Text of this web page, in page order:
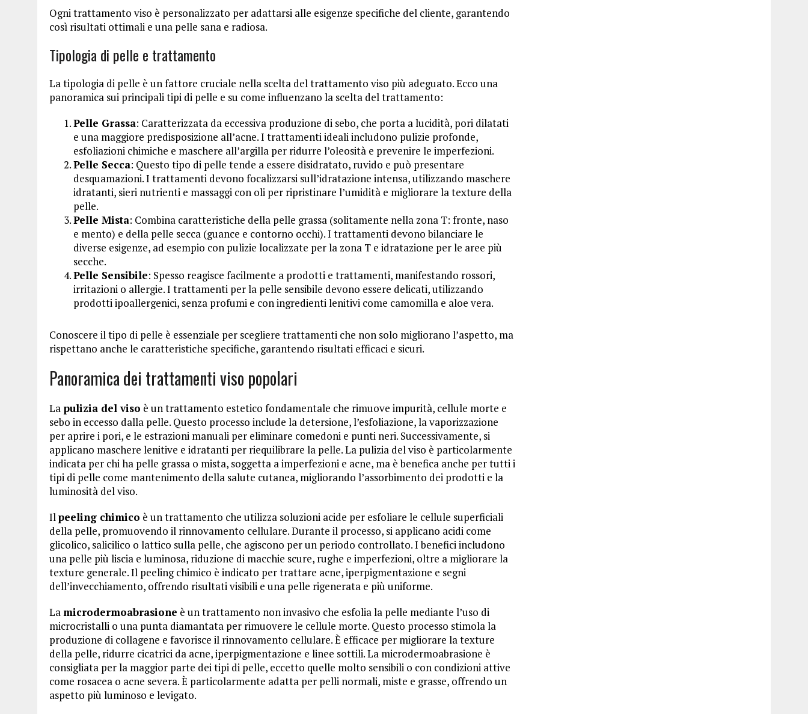
Ogni trattamento viso è personalizzato per adattarsi alle esigenze specifiche del cliente, garantendo
così risultati ottimali e una pelle sana e radiosa.
Tipologia di pelle e trattamento
La tipologia di pelle è un fattore cruciale nella scelta del trattamento viso più adeguato. Ecco una
panoramica sui principali tipi di pelle e su come influenzano la scelta del trattamento:
Pelle Grassa: Caratterizzata da eccessiva produzione di sebo, che porta a lucidità, pori dilatati
e una maggiore predisposizione all’acne. I trattamenti ideali includono pulizie profonde,
esfoliazioni chimiche e maschere all’argilla per ridurre l’oleosità e prevenire le imperfezioni.
Pelle Secca: Questo tipo di pelle tende a essere disidratato, ruvido e può presentare
desquamazioni. I trattamenti devono focalizzarsi sull’idratazione intensa, utilizzando maschere
idratanti, sieri nutrienti e massaggi con oli per ripristinare l’umidità e migliorare la texture della
pelle.
Pelle Mista: Combina caratteristiche della pelle grassa (solitamente nella zona T: fronte, naso
e mento) e della pelle secca (guance e contorno occhi). I trattamenti devono bilanciare le
diverse esigenze, ad esempio con pulizie localizzate per la zona T e idratazione per le aree più
secche.
Pelle Sensibile: Spesso reagisce facilmente a prodotti e trattamenti, manifestando rossori,
irritazioni o allergie. I trattamenti per la pelle sensibile devono essere delicati, utilizzando
prodotti ipoallergenici, senza profumi e con ingredienti lenitivi come camomilla e aloe vera.
Conoscere il tipo di pelle è essenziale per scegliere trattamenti che non solo migliorano l’aspetto, ma
rispettano anche le caratteristiche specifiche, garantendo risultati efficaci e sicuri.
Panoramica dei trattamenti viso popolari
La pulizia del viso è un trattamento estetico fondamentale che rimuove impurità, cellule morte e
sebo in eccesso dalla pelle. Questo processo include la detersione, l’esfoliazione, la vaporizzazione
per aprire i pori, e le estrazioni manuali per eliminare comedoni e punti neri. Successivamente, si
applicano maschere lenitive e idratanti per riequilibrare la pelle. La pulizia del viso è particolarmente
indicata per chi ha pelle grassa o mista, soggetta a imperfezioni e acne, ma è benefica anche per tutti i
tipi di pelle come mantenimento della salute cutanea, migliorando l’assorbimento dei prodotti e la
luminosità del viso.
Ilpeeling chimico è un trattamento che utilizza soluzioni acide per esfoliare le cellule superficiali
della pelle, promuovendo il rinnovamento cellulare. Durante il processo, si applicano acidi come
glicolico, salicilico o lattico sulla pelle, che agiscono per un periodo controllato. I benefici includono
una pelle più liscia e luminosa, riduzione di macchie scure, rughe e imperfezioni, oltre a migliorare la
texture generale. Il peeling chimico è indicato per trattare acne, iperpigmentazione e segni
dell’invecchiamento, offrendo risultati visibili e una pelle rigenerata e più uniforme.
La microdermoabrasione è un trattamento non invasivo che esfolia la pelle mediante l’uso di
microcristalli o una punta diamantata per rimuovere le cellule morte. Questo processo stimola la
produzione di collagene e favorisce il rinnovamento cellulare. È efficace per migliorare la texture
della pelle, ridurre cicatrici da acne, iperpigmentazione e linee sottili. La microdermoabrasione è
consigliata per la maggior parte dei tipi di pelle, eccetto quelle molto sensibili o con condizioni attive
come rosacea o acne severa. È particolarmente adatta per pelli normali, miste e grasse, offrendo un
aspetto più luminoso e levigato.